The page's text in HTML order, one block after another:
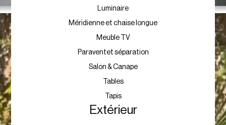
Luminaire
Méridienne et chaise longue
Meuble TV
Paraventet séparation
Salon & Canape
Tables
Tapis
Extérieur